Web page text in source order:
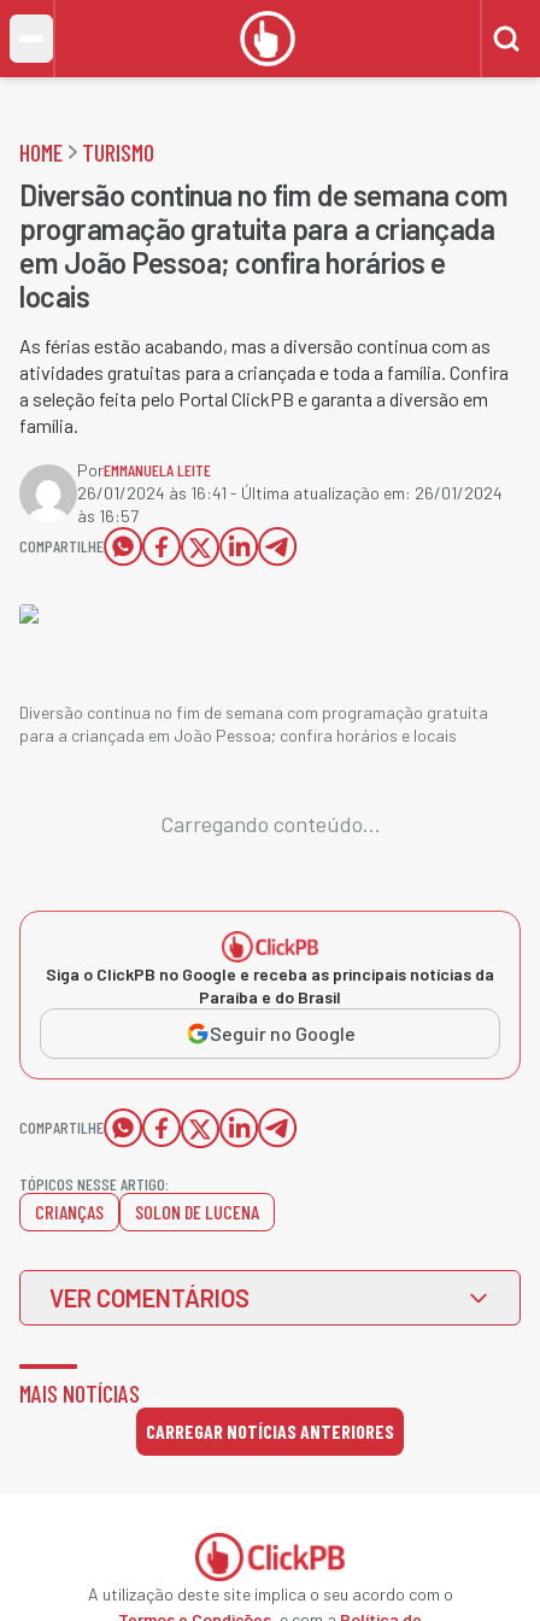
HOME TURISMO
Diversão continua no fim de semana com
programação gratuita para a criançada
em João Pessoa; confira horários e
locais
As férias estão acabando, mas a diversão continua com as
atividades gratuitas para a criançada e toda a família. Confira
a seleção feita pelo Portal ClickPB e garanta a diversão em
família.
PorEMMANUELA LEITE
26/01/2024 às 16:41 - Última atualização em: 26/01/2024
às 16:57
COMPARTILHE
Diversão continua no fim de semana com programação gratuita
para a criançada em João Pessoa; confira horários e locais
Carregando conteúdo...
Siga o ClickPB no Google e receba as principais notícias da
Paraíba e do Brasil
Seguir no Google
COMPARTILHE
TÓPICOS NESSE ARTIGO:
CRIANÇAS SOLON DE LUCENA
VER COMENTÁRIOS
MAIS NOTÍCIAS
CARREGAR NOTÍCIAS ANTERIORES
A utilização deste site implica o seu acordo com o